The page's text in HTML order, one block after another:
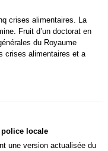
crises alimentaires. La
Fruit d’un doctorat en
du Royaume
crises alimentaires et a
police locale
une version actualisée du